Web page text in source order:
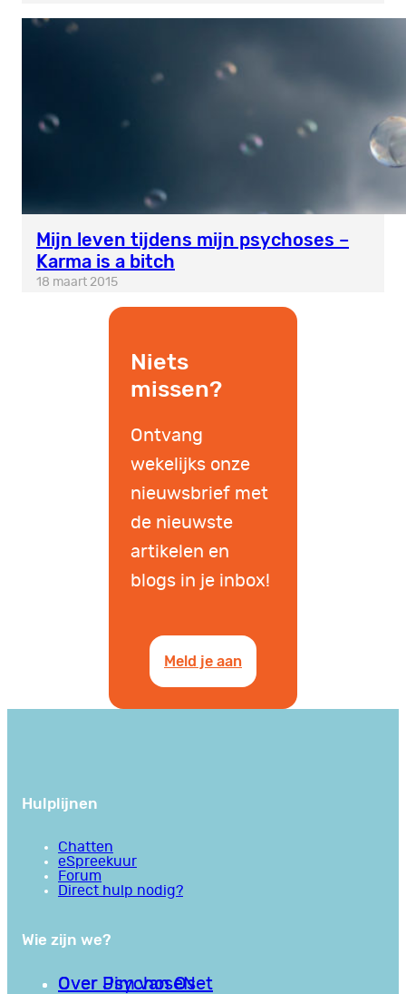
Mijn leven tijdens mijn psychoses –
Karma is a bitch
18 maart 2015
Niets
missen?
Ontvang
wekelijks onze
nieuwsbrief met
de nieuwste
artikelen en
blogs in je inbox!
Meld je aan
Hulplijnen
Chatten
eSpreekuur
Forum
Direct hulp nodig?
Wie zijn we?
Over PsychoseNet
Over Jim van Os